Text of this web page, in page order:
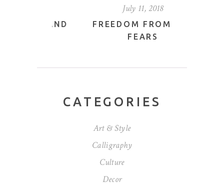
July 11, 2018
FREEDOM FROM ALL
CATEGORIES
Art & Style
Calligraphy
Culture
Decor